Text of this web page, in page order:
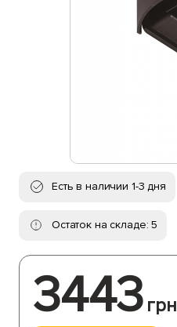
Есть в наличии 1-3 дня
Остаток на складе: 5
3443 грн